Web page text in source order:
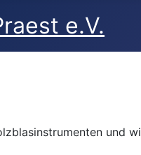
e.V.
und